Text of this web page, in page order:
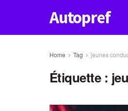
Autopref
Home Tag jeunes
Étiquette :